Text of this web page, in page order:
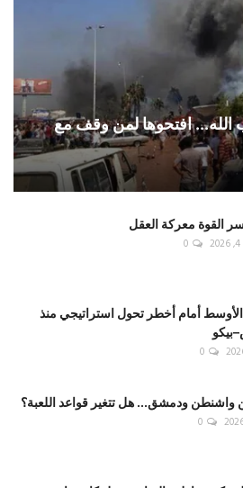
الله... افتحوها لمن وقف مع
القوة معركة العقل
0
أمام أخطر تحول استراتيجي منذ
0
واشنطن ودمشق... هل تتغير قواعد اللعبة؟
0